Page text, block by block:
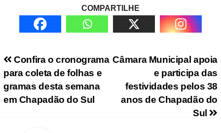
COMPARTILHE
Navegação de PostCâmara Municipal apoia
e participa das
festividades pelos 38
anos de Chapadão do
Sul
Confira o cronograma
para coleta de folhas e
gramas desta semana
em Chapadão do Sul